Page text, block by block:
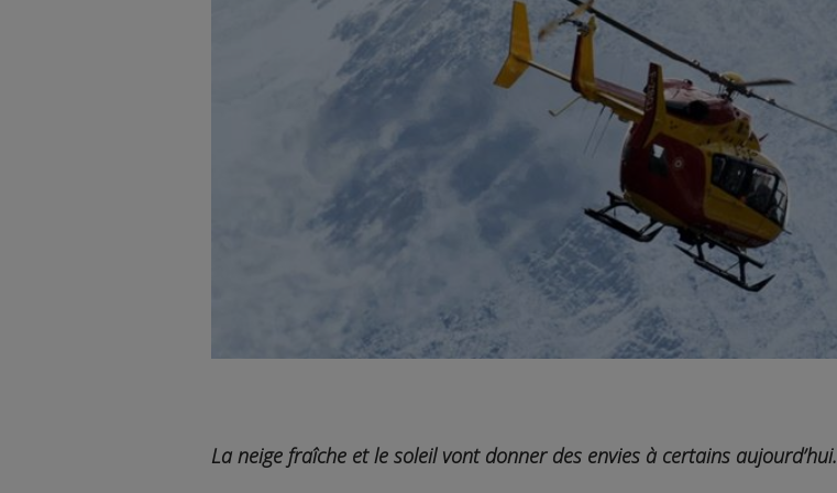
La neige fraîche et le soleil vont donner des envies à certains aujourd’hui.